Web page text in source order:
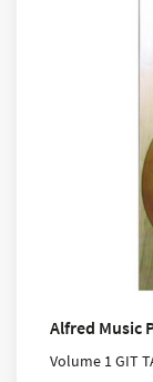
Alfred Music
Volume 1 GIT